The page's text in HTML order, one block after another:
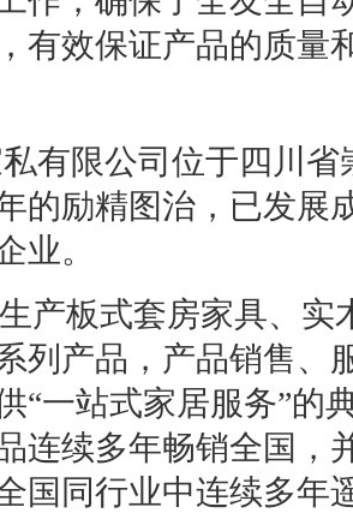
有效保证产品的质量
有限公司位于四川
的励精图治，已发展
业。
产板式套房家具、实
列产品，产品销售、
“一站式家居服务”的
连续多年畅销全国，
国同行业中连续多年